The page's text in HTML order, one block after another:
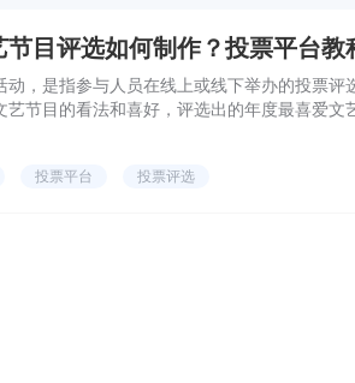
节目评选如何制作？投票平台教
动，是指参与人员在线上或线下举办的投票
艺节目的看法和喜好，评选出的年度最喜爱
投票平台 投票评选